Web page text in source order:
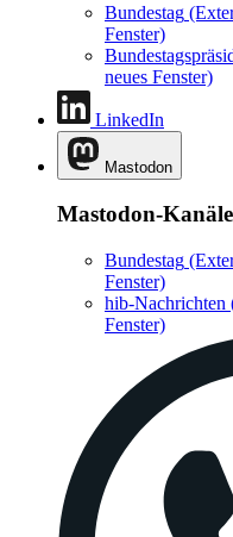
Bundestag
Fenster)
neues Fenster)
LinkedIn
Mastodon
Mastodon-Kanäle
Bundestag
Fenster)
hib-Nachrichten
Fenster)